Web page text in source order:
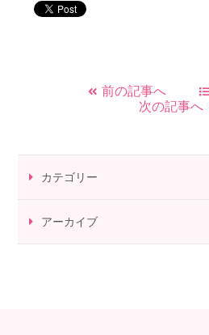
前の記事へ
次の記事へ
カテゴリー
アーカイブ